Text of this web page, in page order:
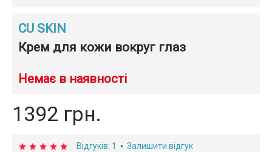
CU SKIN
Крем для кожи вокруг глаз
Немає в наявності
1392 грн.
Відгуків: 1 • Залишити відгук